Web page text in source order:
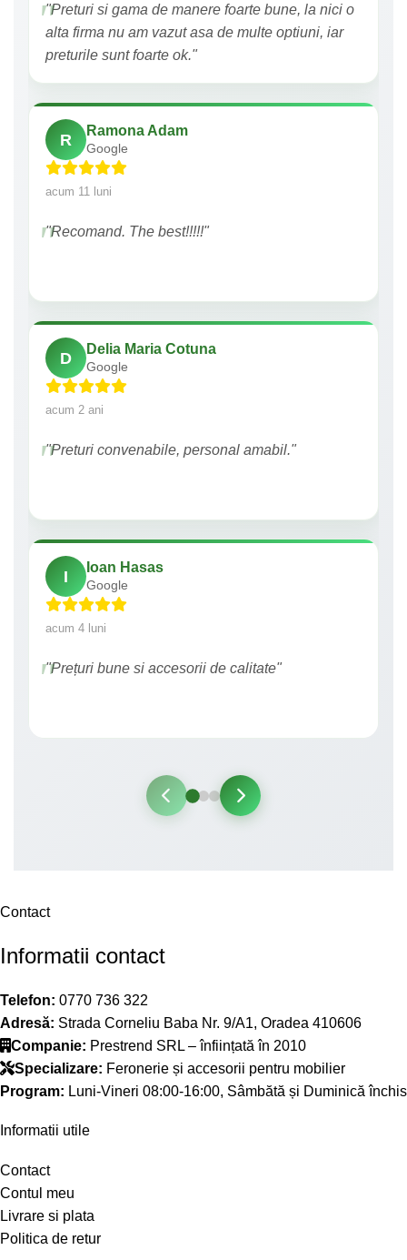
"Preturi si gama de manere foarte bune, la nici o
alta firma nu am vazut asa de multe optiuni, iar
preturile sunt foarte ok."
R
Ramona Adam
Google
acum 11 luni
"Recomand. The best!!!!!"
D
Delia Maria Cotuna
Google
acum 2 ani
"Preturi convenabile, personal amabil."
I
Ioan Hasas
Google
acum 4 luni
"Prețuri bune si accesorii de calitate"
Contact
Informatii contact
Telefon: 0770 736 322
Adresă: Strada Corneliu Baba Nr. 9/A1, Oradea 410606
Companie: Prestrend SRL – înființată în 2010
Specializare: Feronerie și accesorii pentru mobilier
Program: Luni-Vineri 08:00-16:00, Sâmbătă și Duminică închis
Informatii utile
Contact
Contul meu
Livrare si plata
Politica de retur